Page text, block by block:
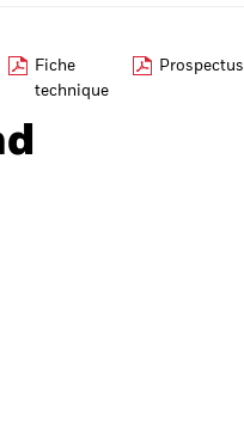
Fiche
technique
Prospectus